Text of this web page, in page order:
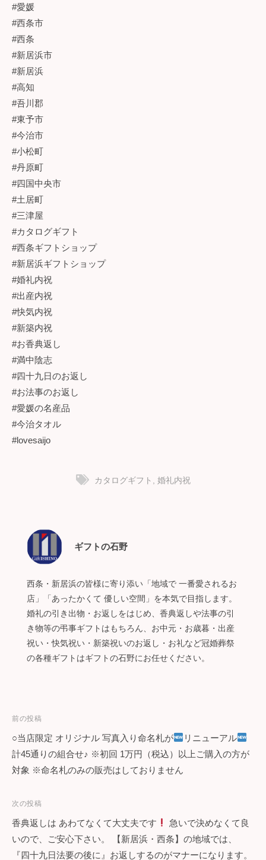
#愛媛
#西条市
#西条
#新居浜市
#新居浜
#高知
#吾川郡
#東予市
#今治市
#小松町
#丹原町
#四国中央市
#土居町
#三津屋
#カタログギフト
#西条ギフトショップ
#新居浜ギフトショップ
#婚礼内祝
#出産内祝
#快気内祝
#新築内祝
#お香典返し
#満中陰志
#四十九日のお返し
#お法事のお返し
#愛媛の名産品
#今治タオル
#lovesaijo
カタログギフト , 婚礼内祝
ギフトの石野
西条・新居浜の皆様に寄り添い「地域で 一番愛されるお
店」「あったかくて 優しい空間」を本気で目指します。
婚礼の引き出物・お返しをはじめ、香典返しや法事の引
き物等の弔事ギフトはもちろん、お中元・お歳暮・出産
祝い・快気祝い・新築祝いのお返し・お礼など冠婚葬祭
の各種ギフトはギフトの石野にお任せください。
投
稿
ナ
ゲ
ー
前の投稿
○当店限定 オリジナル 写真入り命名札が
リニューアル
計45通りの組合せ♪ ※初回 1万円（税込）以上ご購入の方が
対象 ※命名札のみの販売はしておりません
次の投稿
香典返しは あわてなくて大丈夫です
急いで決めなくて良
いので、ご安心下さい。 【新居浜・西条】の地域では、
『四十九日法要の後に』お返しするのがマナーになります。